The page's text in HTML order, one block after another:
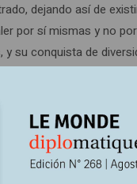
dejando así de
por sí mismas y no
conquista de
pueden perderlo; o
sobre el